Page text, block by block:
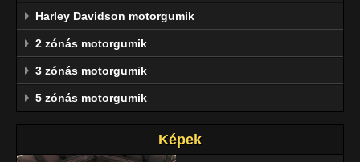
Harley Davidson motorgumik
2 zónás motorgumik
3 zónás motorgumik
5 zónás motorgumik
Képek